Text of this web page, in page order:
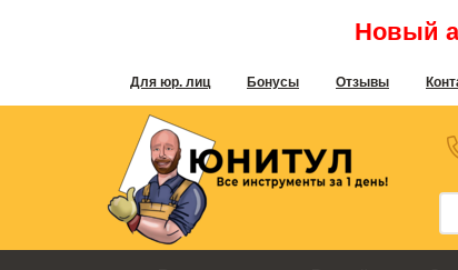
Новый
Для юр. лиц Бонусы Отзывы